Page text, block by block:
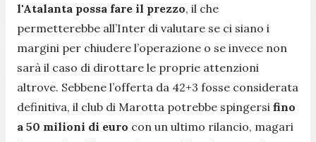
l'Atalanta possa fare il prezzo, il che
permetterebbe all’Inter di valutare se ci siano i
margini per chiudere l’operazione o se invece non
sarà il caso di dirottare le proprie attenzioni
altrove. Sebbene l’offerta da 42+3 fosse considerata
definitiva, il club di Marotta potrebbe spingersi fino
a 50 milioni di euro con un ultimo rilancio, magari